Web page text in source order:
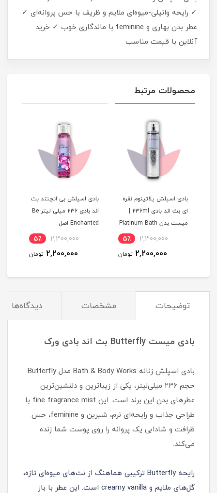
✓ رایحه وانیلی-میوه‌ای ملایم و ظریف با حس پروانه‌ای ✓
عطر بدن بهاری و feminine با ماندگاری خوب ✓ خرید
آنلاین با قیمت مناسب
محصولات مرتبط
بادی اسپلش پلاتینوم نقره
میست بدن Platinum Bath
and Body Works
2,300,000 5٪
2,200,000 تومان
بادی اسپلش بی انچنتد بث
اند بادی 236 میلی لیتر Be
Enchanted اصل
2,300,000 5٪
2,200,000 تومان
توضیحات مشخصات دیدگاه‌ها
بادی میست Butterfly بث اند بادی ورک
بادی اسپلش زنانه Bath & Body Works مدل Butterfly
حجم ۲۳۶ میلی‌لیتر، یکی از زیباترین و دلنشین‌ترین
عطرهای بدن این برند است. این fine fragrance mist با
طراحی جذاب و رایحه‌ای نرم، شیرین و feminine، حس
ظرافت و شادابی یک پروانه را روی پوست شما زنده
می‌کند.
رایحه Butterfly ترکیبی هماهنگ از نت‌های میوه‌ای تازه،
گل‌های ملایم و creamy vanilla است. این عطر با باز